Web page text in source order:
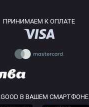
ПРИНИМАЕМ К ОПЛАТЕ
В ВАШЕМ СМАРТФОНЕ